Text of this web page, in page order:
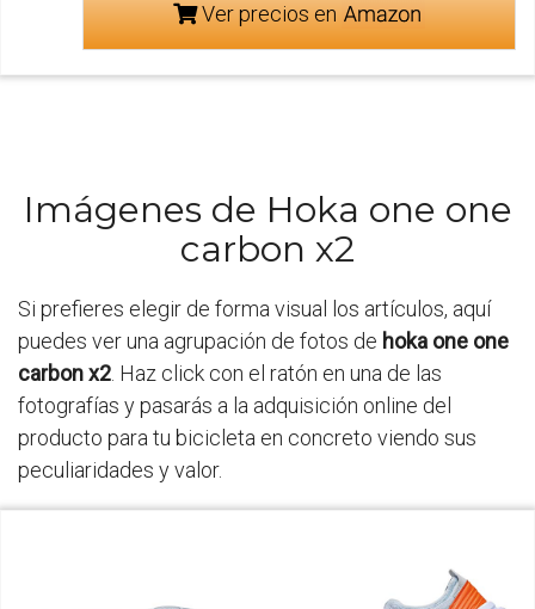
Ver precios en
Imágenes de Hoka one one
carbon x2
Si prefieres elegir de forma visual los artículos, aquí
puedes ver una agrupación de fotos de hoka one one
carbon x2 . Haz click con el ratón en una de las
fotografías y pasarás a la adquisición online del
producto para tu bicicleta en concreto viendo sus
peculiaridades y valor.